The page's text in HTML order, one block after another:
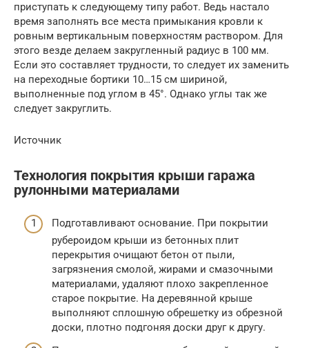
приступать к следующему типу работ. Ведь настало
время заполнять все места примыкания кровли к
ровным вертикальным поверхностям раствором. Для
этого везде делаем закругленный радиус в 100 мм.
Если это составляет трудности, то следует их заменить
на переходные бортики 10…15 см шириной,
выполненные под углом в 45°. Однако углы так же
следует закруглить.
Источник
Технология покрытия крыши гаража
рулонными материалами
Подготавливают основание. При покрытии
рубероидом крыши из бетонных плит
перекрытия очищают бетон от пыли,
загрязнения смолой, жирами и смазочными
материалами, удаляют плохо закрепленное
старое покрытие. На деревянной крыше
выполняют сплошную обрешетку из обрезной
доски, плотно подгоняя доски друг к другу.